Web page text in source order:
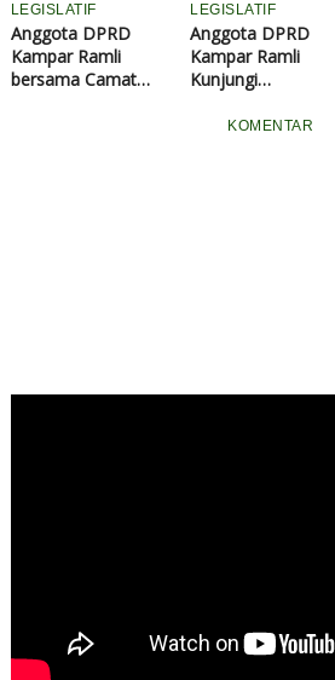
LEGISLATIF
Anggota DPRD
Kampar Ramli
bersama Camat
LEGISLATIF
Anggota DPRD
Kampar Ramli
Kunjungi
yang Terbakar, Janji
KOMENTAR